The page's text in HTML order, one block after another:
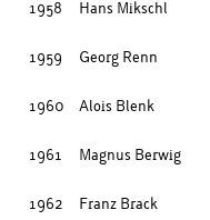
1958 Hans Mikschl
1959 Georg Renn
1960 Alois Blenk
1961 Magnus Berwig
1962 Franz Brack